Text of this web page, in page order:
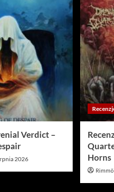
Verdict –
2026
Horns